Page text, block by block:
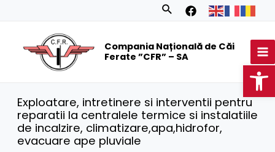
Search
Compania Națională de Căi
Ferate ”CFR” – SA
Exploatare, intretinere si interventii pentru
reparatii la centralele termice si instalatiile
de incalzire, climatizare,apa,hidrofor,
evacuare ape pluviale